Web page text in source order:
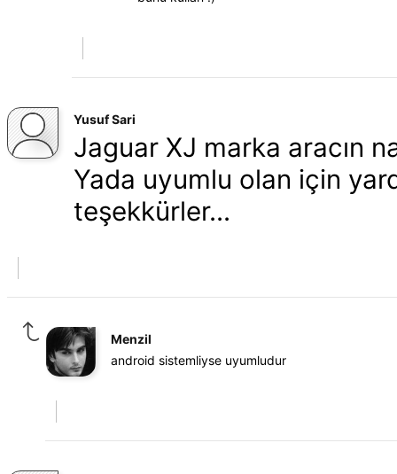
Yusuf Sari
Jaguar XJ marka aracın
Yada uyumlu olan için
teşekkürler...
Menzil
android sistemliyse uyumludur